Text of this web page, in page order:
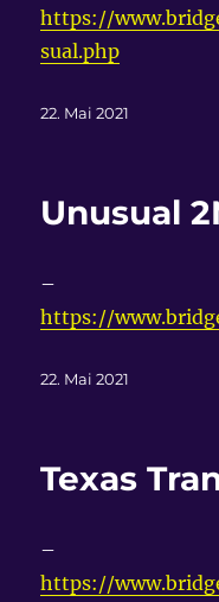
https://
sual.php
Veröffentlicht
22. Mai 2021
Unusual
–
https://
Veröffentlicht
22. Mai 2021
Texas
–
https://